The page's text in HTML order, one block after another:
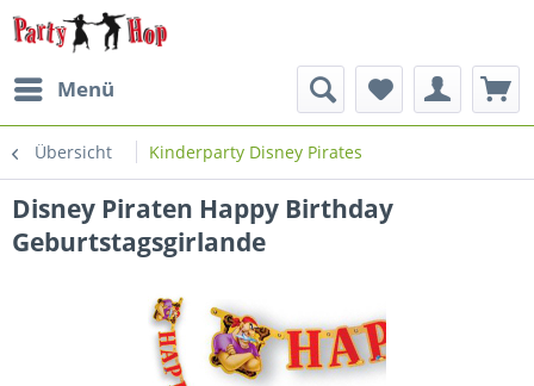
Menü
Übersicht Kinderparty Disney Pirates
Disney Piraten Happy Birthday
Geburtstagsgirlande